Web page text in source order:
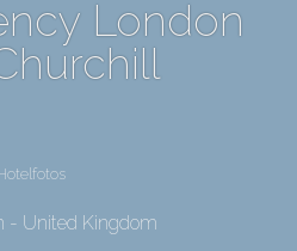
London
- United Kingdom